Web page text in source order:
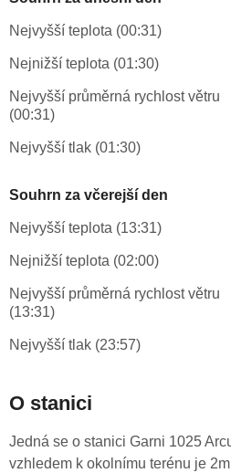
Nejvyšší teplota (00:31)
Nejnižší teplota (01:30)
Nejvyšší průměrná rychlost větru
(00:31)
Nejvyšší tlak (01:30)
Souhrn za včerejší den
Nejvyšší teplota (13:31)
Nejnižší teplota (02:00)
Nejvyšší průměrná rychlost větru
(13:31)
Nejvyšší tlak (23:57)
O stanici
Jedná se o stanici Garni 1025
vzhledem k okolnímu terénu je